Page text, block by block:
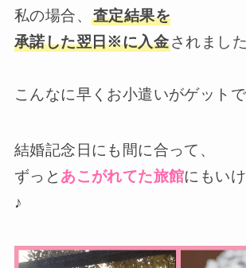
私の場合、 査定結果を
承諾した翌日※に入金されまし
こんなに早くお小遣いがゲット
結婚記念日にも間に合って、
ずっと あこがれてた旅館にもい
♪